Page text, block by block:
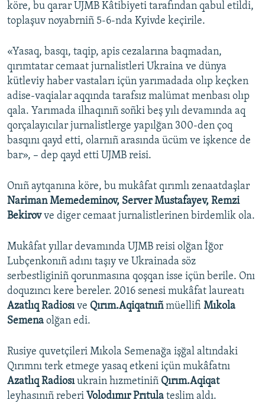
köre, bu qarar UJMB Kâtibiyeti tarafından qabul etildi,
toplaşuv noyabrniñ 5-6-nda Kyivde keçirile.
«Yasaq, basqı, taqip, apis cezalarına baqmadan,
qırımtatar cemaat jurnalistleri Ukraina ve dünya
kütleviy haber vastaları içün yarımadada olıp keçken
adise-vaqialar aqqında tarafsız malümat menbası olıp
qala. Yarımada ilhaqınıñ soñki beş yılı devamında aq
qorçalayıcılar jurnalistlerge yapılğan 300-den çoq
basqını qayd etti, olarnıñ arasında ücüm ve işkence de
bar», – dep qayd etti UJMB reisi.
Onıñ aytqanına köre, bu mukâfat qırımlı zenaatdaşlar
Nariman Memedeminov, Server Mustafayev, Remzi
Bekirovve diger cemaat jurnalistlerinen birdemlik ola.
Mukâfat yıllar devamında UJMB reisi olğan İğor
Lubçenkonıñ adını taşıy ve Ukrainada söz
serbestliginiñ qorunmasına qoşqan isse içün berile. Onı
doquzıncı kere bereler. 2016 senesi mukâfat laureatı
Azatlıq Radiosıve Qırım.Aqiqatnıñmüellifi Mıkola
Semena olğan edi.
Rusiye quvetçileri Mıkola Semenağa işğal altındaki
Qırımnı terk etmege yasaq etkeni içün mukâfatnı
Azatlıq Radiosıukrain hızmetiniñ Qırım.Aqiqat
leyhasınıñ reberi Volodımır Prıtula teslim aldı.